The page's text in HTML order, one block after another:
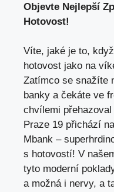
Objevte⁣ Nejlepší
Hotovost!
Víte, jaké je to,
hotovost⁤ jako na​
Zatímco se snažíte
banky ⁣a čekáte ve
chvílemi
Praze 19⁣ přichází
Mbank –
s hotovostí! V
tyto ⁤moderní
a možná⁢ i ⁣nervy, a